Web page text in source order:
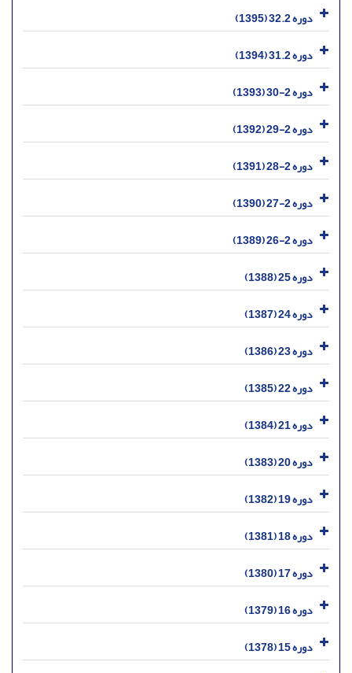
دوره 32.2 (1395)
دوره 31.2 (1394)
دوره 2-30 (1393)
دوره 2-29 (1392)
دوره 2-28 (1391)
دوره 2-27 (1390)
دوره 2-26 (1389)
دوره 25 (1388)
دوره 24 (1387)
دوره 23 (1386)
دوره 22 (1385)
دوره 21 (1384)
دوره 20 (1383)
دوره 19 (1382)
دوره 18 (1381)
دوره 17 (1380)
دوره 16 (1379)
دوره 15 (1378)